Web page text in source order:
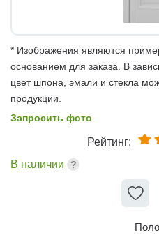
* Изображения являются
основанием для заказа. В
цвет шпона, эмали и стекла
продукции.
Запросить фото
Рейтинг:
В наличии